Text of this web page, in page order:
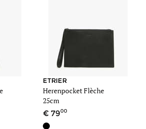
ETRIER
Herenpocket Flèche
25cm
7900